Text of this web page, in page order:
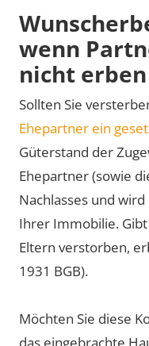
wenn
nicht
Sollten Sie
Ehepartner ein
Güterstand der
Ehepartner (sowie
Nachlasses und
Ihrer Immobilie.
Eltern verstorben,
1931 BGB).
Möchten Sie diese
das eingebrachte